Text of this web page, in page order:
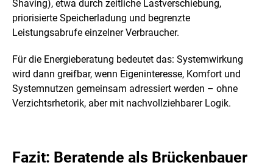
Shaving), etwa durch zeitliche Lastverschiebung,
priorisierte Speicherladung und begrenzte
Leistungsabrufe einzelner Verbraucher.
Für die Energieberatung bedeutet das: Systemwirkung
wird dann greifbar, wenn Eigeninteresse, Komfort und
Systemnutzen gemeinsam adressiert werden – ohne
Verzichtsrhetorik, aber mit nachvollziehbarer Logik.
Fazit: Beratende als Brückenbauer